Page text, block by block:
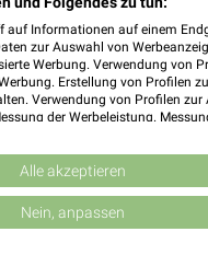
28,6 km
Angebote ab
Gültig bis Fr.
XXXLutz
auf Informationen auf einem
zur Auswahl von
Werbung. Verwendung von
Erstellung von Profilen
Verwendung von Profilen zur
der Werbeleistung.
aus verschiedenen Quellen.
Verwendung reduzierter Daten
Europäischen Union
Alle akzeptieren
Nein, anpassen